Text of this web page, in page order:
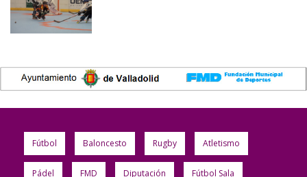
Fútbol Baloncesto Rugby Atletismo
Pádel FMD Diputación Fútbol Sala